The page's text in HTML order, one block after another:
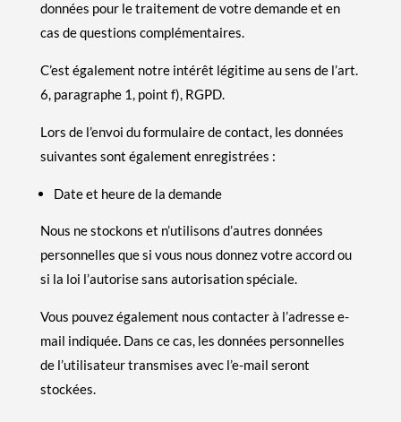
données pour le traitement de votre demande et en
cas de questions complémentaires.
C’est également notre intérêt légitime au sens de l’art.
6, paragraphe 1, point f), RGPD.
Lors de l’envoi du formulaire de contact, les données
suivantes sont également enregistrées :
Date et heure de la demande
Nous ne stockons et n’utilisons d’autres données
personnelles que si vous nous donnez votre accord ou
si la loi l’autorise sans autorisation spéciale.
Vous pouvez également nous contacter à l’adresse e-
mail indiquée. Dans ce cas, les données personnelles
de l’utilisateur transmises avec l’e-mail seront
stockées.